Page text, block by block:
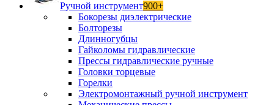
Ручной инструмент900+
Бокорезы диэлектрические
Болторезы
Длинногубцы
Гайколомы гидравлические
Прессы гидравлические ручные
Головки торцевые
Горелки
Электромонтажный ручной инструмент